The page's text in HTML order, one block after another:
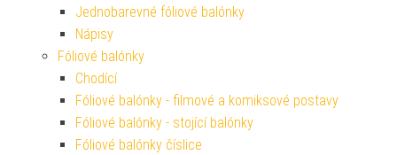
Jednobarevné fóliové balónky
Nápisy
Fóliové balónky
Chodící
Fóliové balónky - filmové a komiksové postavy
Fóliové balónky - stojící balónky
Fóliové balónky číslice